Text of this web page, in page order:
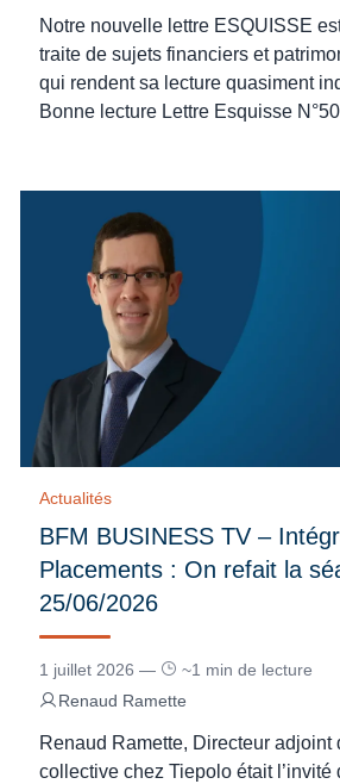
Notre nouvelle lettre ESQUISSE
traite de sujets financiers et
qui rendent sa lecture quasiment
Bonne lecture Lettre Esquisse N°50
Actualités
BFM BUSINESS TV –
Placements : On refait la
25/06/2026
1 juillet 2026 —
~1 min de lecture
Renaud Ramette
Renaud Ramette, Directeur adjoint
collective chez Tiepolo était